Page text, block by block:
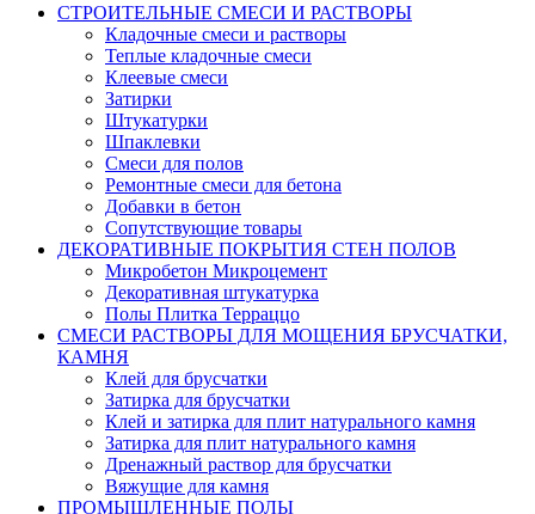
СТРОИТЕЛЬНЫЕ СМЕСИ И РАСТВОРЫ
Кладочные смеси и растворы
Теплые кладочные смеси
Клеевые смеси
Затирки
Штукатурки
Шпаклевки
Смеси для полов
Ремонтные смеси для бетона
Добавки в бетон
Сопутствующие товары
ДЕКОРАТИВНЫЕ ПОКРЫТИЯ СТЕН ПОЛОВ
Микробетон Микроцемент
Декоративная штукатурка
Полы Плитка Терраццо
СМЕСИ РАСТВОРЫ ДЛЯ МОЩЕНИЯ БРУСЧАТКИ,
КАМНЯ
Клей для брусчатки
Затирка для брусчатки
Клей и затирка для плит натурального камня
Затирка для плит натурального камня
Дренажный раствор для брусчатки
Вяжущие для камня
ПРОМЫШЛЕННЫЕ ПОЛЫ